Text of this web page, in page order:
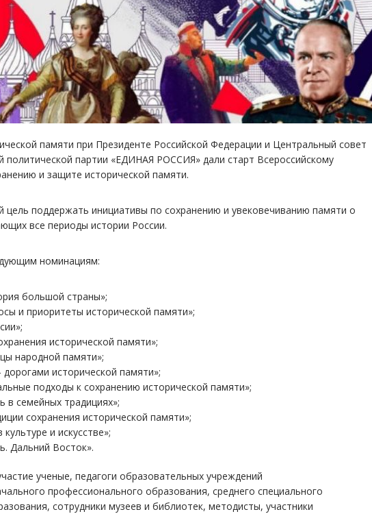
памяти при Президенте Российской Федерации и Центральный совет
политической партии «ЕДИНАЯ РОССИЯ» дали старт Всероссийскому
и защите исторической памяти.
цель поддержать инициативы по сохранению и увековечиванию памяти о
все периоды истории России.
номинациям:
большой страны»;
и приоритеты исторической памяти»;
исторической памяти»;
народной памяти»;
исторической памяти»;
подходы к сохранению исторической памяти»;
в семейных традициях»;
сохранения исторической памяти»;
и искусстве»;
Дальний Восток».
ученые, педагоги образовательных учреждений
профессионального образования, среднего специального
сотрудники музеев и библиотек, методисты, участники